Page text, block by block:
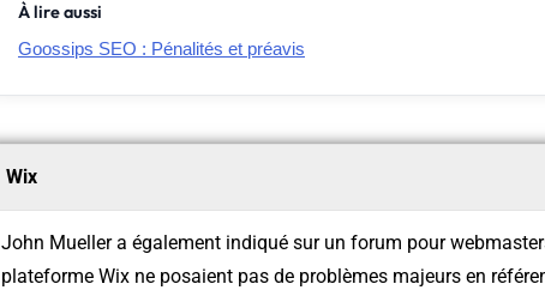
À lire aussi
Goossips SEO : Pénalités et préavis
Wix
John Mueller a également indiqué sur un forum pour
plateforme Wix ne posaient pas de problèmes majeurs en